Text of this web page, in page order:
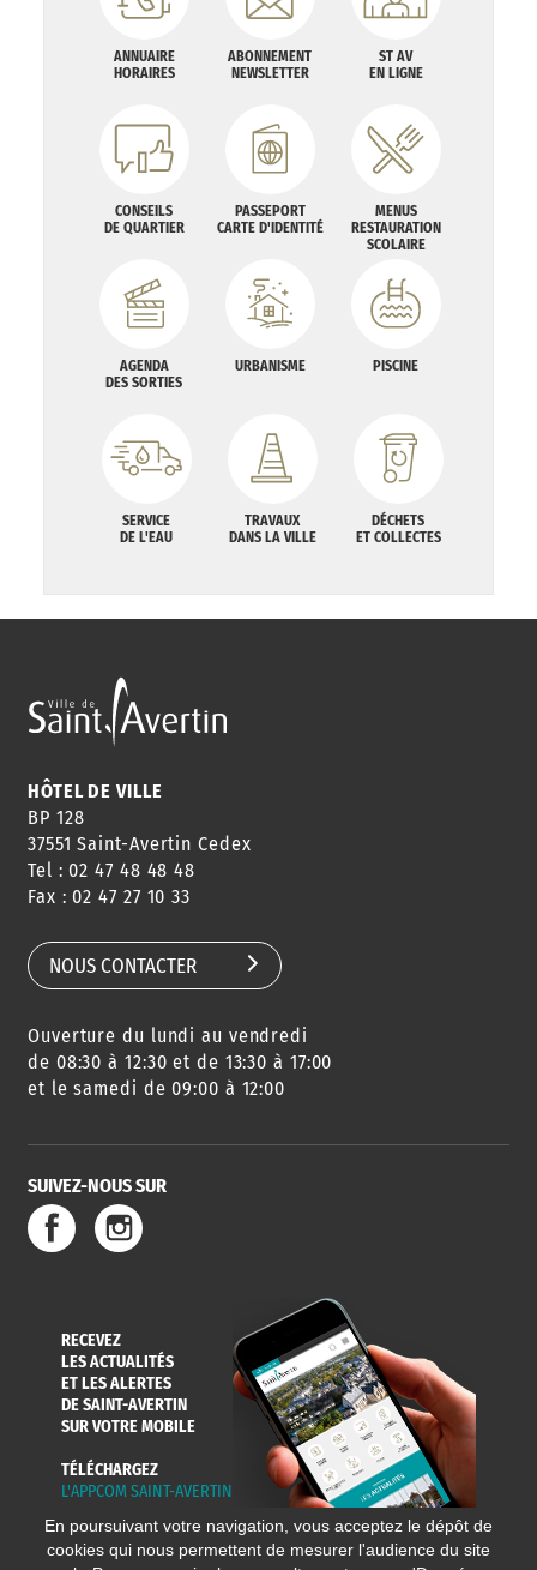
ANNUAIRE
HORAIRES
ABONNEMENT
NEWSLETTER
ST AV
EN LIGNE
CONSEILS
DE QUARTIER
PASSEPORT
CARTE D'IDENTITÉ
MENUS
RESTAURATION
SCOLAIRE
AGENDA
DES SORTIES
URBANISME PISCINE
SERVICE
DE L'EAU
TRAVAUX
DANS LA VILLE
DÉCHETS
ET COLLECTES
HÔTEL DE VILLE
BP 128
37551 Saint-Avertin Cedex
Tel : 02 47 48 48 48
Fax : 02 47 27 10 33
NOUS CONTACTER
Ouverture du lundi au vendredi
de 08:30 à 12:30 et de 13:30 à 17:00
et le samedi de 09:00 à 12:00
SUIVEZ-NOUS SUR
RECEVEZ
LES ACTUALITÉS
ET LES ALERTES
DE SAINT-AVERTIN
SUR VOTRE MOBILE
TÉLÉCHARGEZ
L'APPCOM SAINT-AVERTIN
En poursuivant votre navigation, vous acceptez le dépôt de
cookies qui nous permettent de mesurer l'audience du site